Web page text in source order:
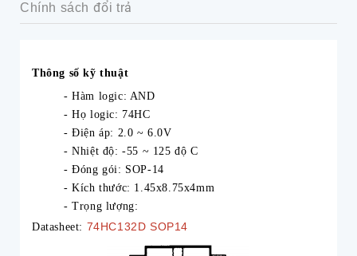
Chính sách đổi trả
Thông số kỹ thuật
- Hàm logic: AND
- Họ logic: 74HC
- Điện áp: 2.0 ~ 6.0V
- Nhiệt độ: -55 ~ 125 độ C
- Đóng gói: SOP-14
- Kích thước: 1.45x8.75x4mm
- Trọng lượng:
Datasheet: 74HC132D SOP14